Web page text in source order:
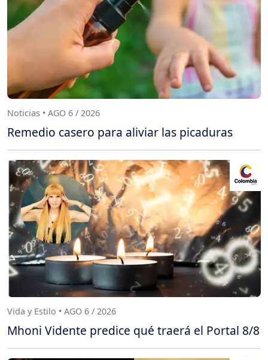
Noticias • AGO 6 / 2026
Remedio casero para aliviar las picaduras
Vida y Estilo • AGO 6 / 2026
Mhoni Vidente predice qué traerá el Portal 8/8